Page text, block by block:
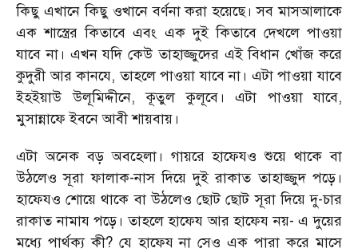
কিছু এখানে কিছু ওখানে বর্ণনা করা হয়েছে। সব মাসআলাকে
এক শাস্ত্রের কিতাবে এবং এক দুই কিতাবে দেখলে পাওয়া
যাবে না। এখন যদি কেউ তাহাজ্জুদের এই বিধান খোঁজ করে
কুদুরী আর কানযে, তাহলে পাওয়া যাবে না। এটা পাওয়া যাবে
ইহইয়াউ উলূমিদ্দীনে, কূতুল কুলূবে। এটা পাওয়া যাবে,
মুসান্নাফে ইবনে আবী শায়বায়।
এটা অনেক বড় অবহেলা। গায়রে হাফেযও শুয়ে থাকে বা
উঠলেও সূরা ফালাক-নাস দিয়ে দুই রাকাত তাহাজ্জুদ পড়ে।
হাফেযও শোয়ে থাকে বা উঠলেও ছোট ছোট সূরা দিয়ে দু-চার
রাকাত নামায পড়ে। তাহলে হাফেয আর হাফেয নয়- এ দুয়ের
মধ্যে পার্থক্য কী? যে হাফেয না সেও এক পারা করে মাসে